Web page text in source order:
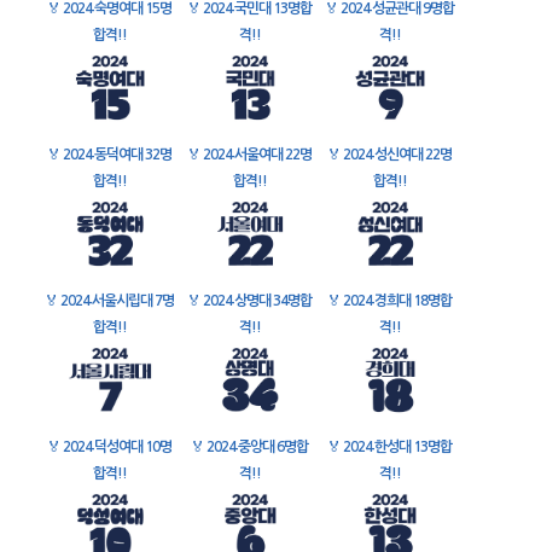
🏅 2024 숙명여대 15명
합격!!
🏅 2024 국민대 13명합
격!!
🏅 2024 성균관대 9명합
격!!
🏅 2024 동덕여대 32명
합격!!
🏅 2024 서울여대 22명
합격!!
🏅 2024 성신여대 22명
합격!!
🏅 2024 서울시립대 7명
합격!!
🏅 2024 상명대 34명합
격!!
🏅 2024 경희대 18명합
격!!
🏅 2024 덕성여대 10명
합격!!
🏅 2024 중앙대 6명합
격!!
🏅 2024 한성대 13명합
격!!